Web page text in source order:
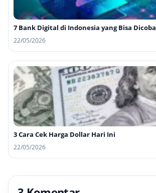
7 Bank Digital di Indonesia yang Bisa Dicoba
22/05/2026
3 Cara Cek Harga Dollar Hari Ini
22/05/2026